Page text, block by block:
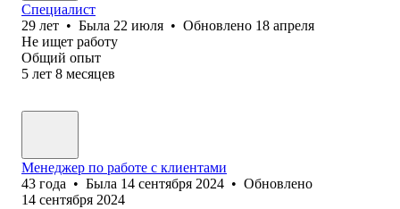
Специалист
29 лет • Была 22 июля • Обновлено 18 апреля
Не ищет работу
Общий опыт
5 лет 8 месяцев
Менеджер по работе с клиентами
43 года • Была 14 сентября 2024 • Обновлено
14 сентября 2024